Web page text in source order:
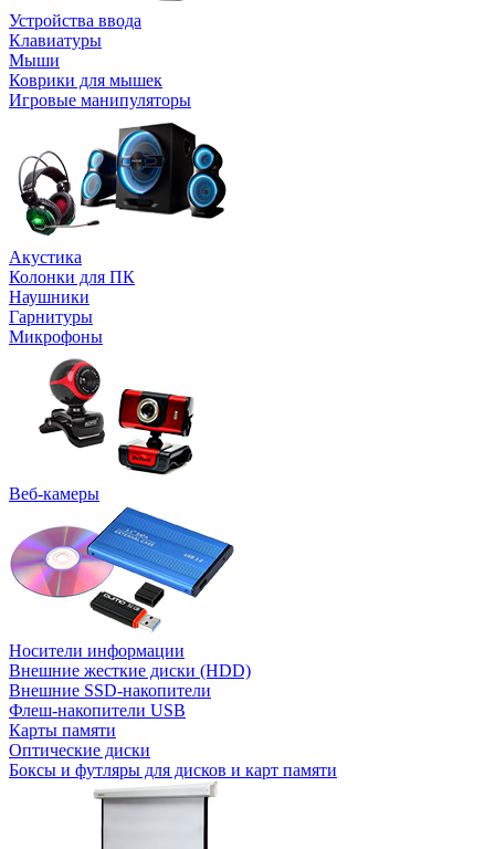
Устройства ввода
Клавиатуры
Мыши
Коврики для мышек
Игровые манипуляторы
Акустика
Колонки для ПК
Наушники
Гарнитуры
Микрофоны
Веб-камеры
Носители информации
Внешние жесткие диски (HDD)
Внешние SSD-накопители
Флеш-накопители USB
Карты памяти
Оптические диски
Боксы и футляры для дисков и карт памяти